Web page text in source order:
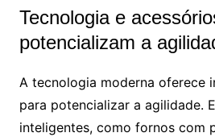
Tecnologia e
potencializam a
A tecnologia moderna oferece
para potencializar a agilidade.
inteligentes, como fornos com